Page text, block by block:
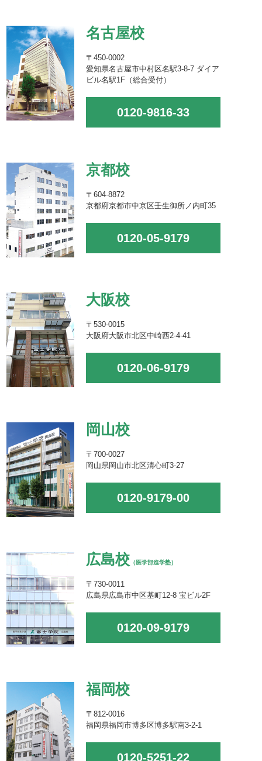
名古屋校
〒450-0002
愛知県名古屋市中村区名駅3-8-7 ダイア
ビル名駅1F（総合受付）
0120-9816-33
京都校
〒604-8872
京都府京都市中京区壬生御所ノ内町35
0120-05-9179
大阪校
〒530-0015
大阪府大阪市北区中崎西2-4-41
0120-06-9179
岡山校
〒700-0027
岡山県岡山市北区清心町3-27
0120-9179-00
広島校 （医学部進学塾）
〒730-0011
広島県広島市中区基町12-8 宝ビル2F
0120-09-9179
福岡校
〒812-0016
福岡県福岡市博多区博多駅南3-2-1
0120-5251-22